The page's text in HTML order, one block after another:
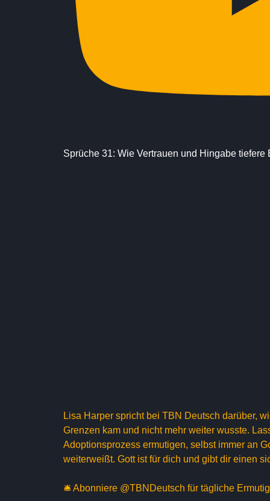
Sprüche 31: Wie Vertrauen und Hingabe
Lisa Harper spricht bei TBN Deutsch darüber,
Grenzen kam und nicht mehr weiter wusste.
Adoptionsprozess ermutigen, selbst immer an
weiterweißt. Gott ist für dich und gibt dir einen
🛎 Abonniere @TBNDeutsch für tägliche